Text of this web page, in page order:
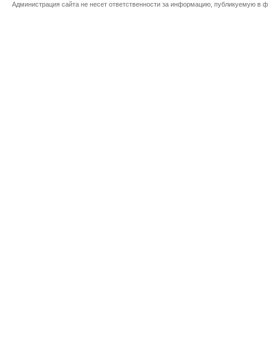
Администрация сайта не несет ответственности за информацию, публикуемую